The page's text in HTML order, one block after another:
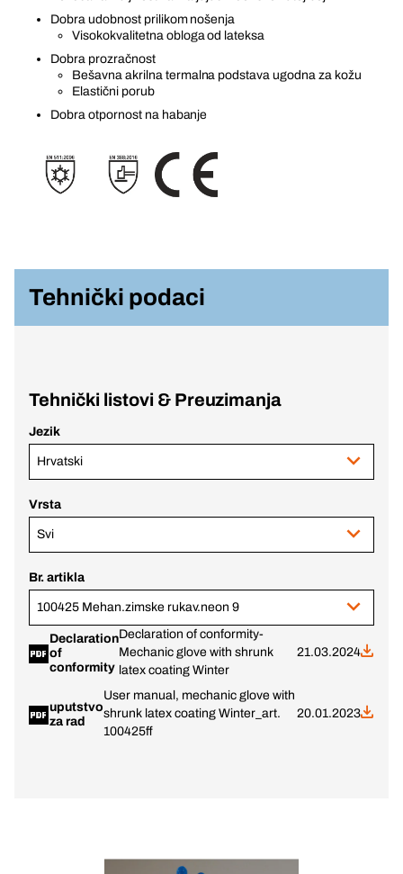
Dobra udobnost prilikom nošenja
Visokokvalitetna obloga od lateksa
Dobra prozračnost
Bešavna akrilna termalna podstava ugodna za kožu
Elastični porub
Dobra otpornost na habanje
Tehnički podaci
Tehnički listovi & Preuzimanja
Jezik
Hrvatski
Vrsta
Svi
Br. artikla
100425 Mehan.zimske rukav.neon 9
Declaration
of
conformity
Declaration of conformity-
Mechanic glove with shrunk
latex coating Winter
21.03.2024
uputstvo
za rad
User manual, mechanic glove with
shrunk latex coating Winter_art.
100425ff
20.01.2023